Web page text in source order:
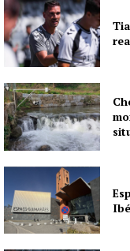
Publicidade
Quero ser